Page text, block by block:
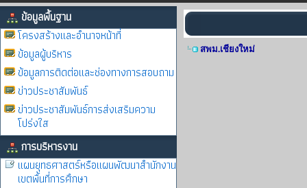
ข้อมูลพื้นฐาน
โครงสร้างและอำนาจหน้าที่
ข้อมูลผู้บริหาร
ข้อมูลการติดต่อและช่องทางการสอบถาม
ข่าวประชาสัมพันธ์
ข่าวประชาสัมพันธ์การส่งเสริมความ
โปร่งใส
การบริหารงาน
แผนยุทธศาสตร์หรือแผนพัฒนาสำนักงาน
เขตพื้นที่การศึกษา
สพม.เชียงใหม่